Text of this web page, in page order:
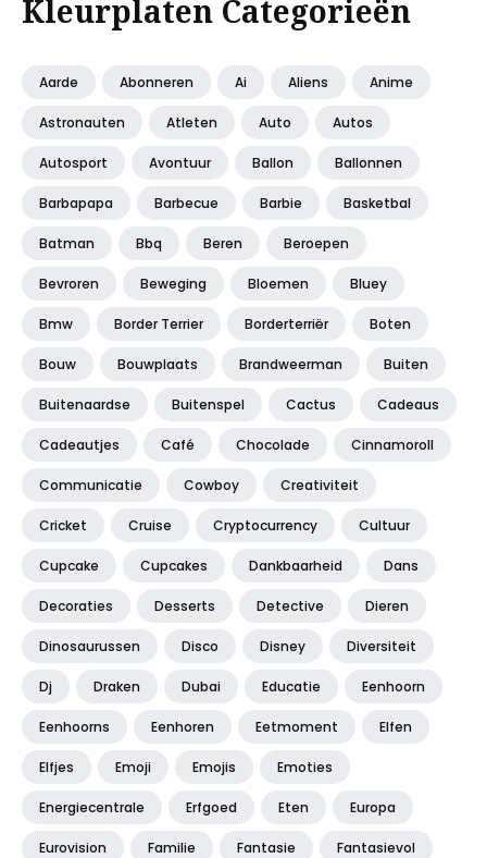
Kleurplaten Categorieën
Aarde Abonneren Ai Aliens Anime
Astronauten Atleten Auto Autos
Autosport Avontuur Ballon Ballonnen
Barbapapa Barbecue Barbie Basketbal
Batman Bbq Beren Beroepen
Bevroren Beweging Bloemen Bluey
Bmw Border Terrier Borderterriër Boten
Bouw Bouwplaats Brandweerman Buiten
Buitenaardse Buitenspel Cactus Cadeaus
Cadeautjes Café Chocolade Cinnamoroll
Communicatie Cowboy Creativiteit
Cricket Cruise Cryptocurrency Cultuur
Cupcake Cupcakes Dankbaarheid Dans
Decoraties Desserts Detective Dieren
Dinosaurussen Disco Disney Diversiteit
Dj Draken Dubai Educatie Eenhoorn
Eenhoorns Eenhoren Eetmoment Elfen
Elfjes Emoji Emojis Emoties
Energiecentrale Erfgoed Eten Europa
Eurovision Familie Fantasie Fantasievol